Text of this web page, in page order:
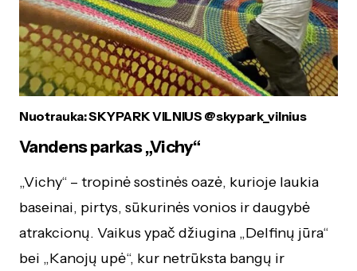
Nuotrauka: SKYPARK VILNIUS @skypark_vilnius
Vandens parkas „Vichy“
„Vichy“ – tropinė sostinės oazė, kurioje laukia
baseinai, pirtys, sūkurinės vonios ir daugybė
atrakcionų. Vaikus ypač džiugina „Delfinų jūra“
bei „Kanojų upė“, kur netrūksta bangų ir